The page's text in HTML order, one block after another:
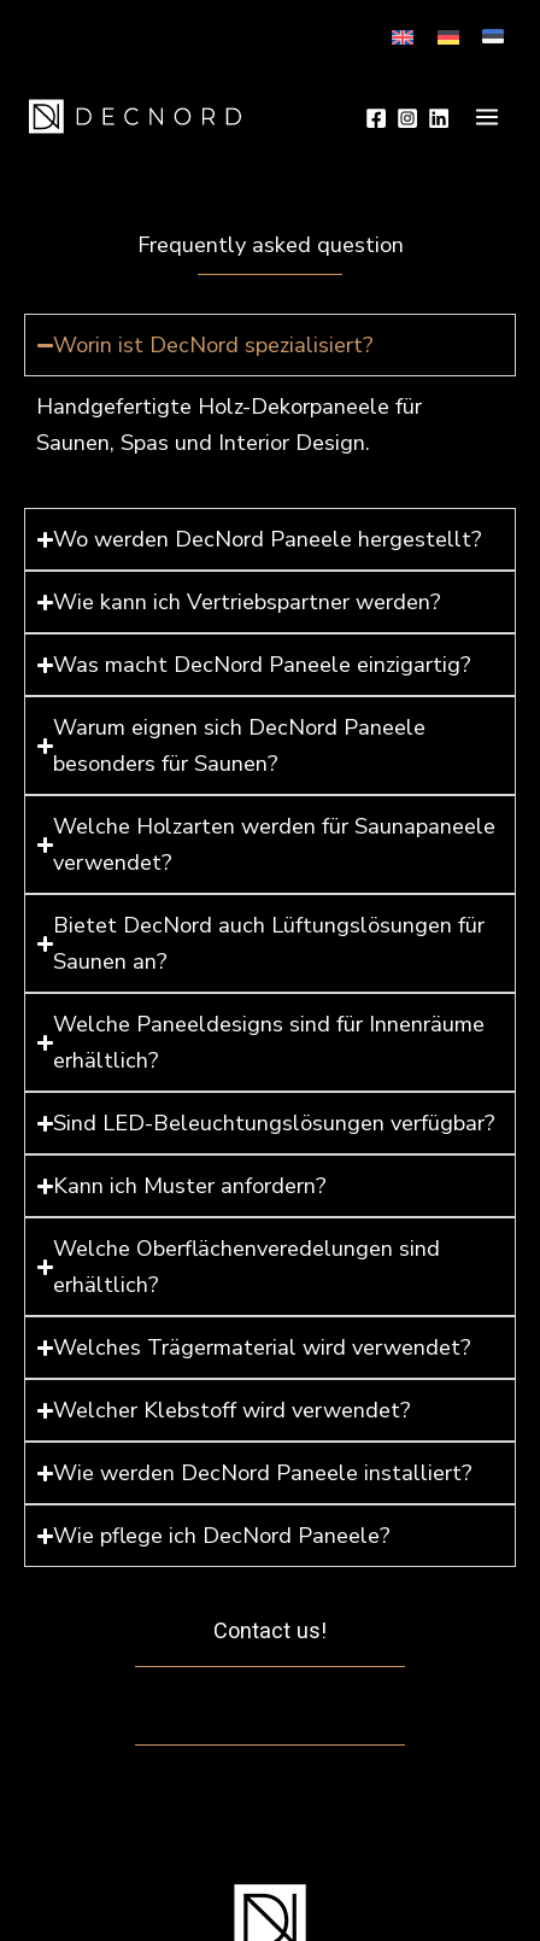
Frequently asked question
Worin ist DecNord spezialisiert?
Handgefertigte Holz-Dekorpaneele für
Saunen, Spas und Interior Design.
Wo werden DecNord Paneele hergestellt?
Wie kann ich Vertriebspartner werden?
Was macht DecNord Paneele einzigartig?
Warum eignen sich DecNord Paneele
besonders für Saunen?
Welche Holzarten werden für Saunapaneele
verwendet?
Bietet DecNord auch Lüftungslösungen für
Saunen an?
Welche Paneeldesigns sind für Innenräume
erhältlich?
Sind LED-Beleuchtungslösungen verfügbar?
Kann ich Muster anfordern?
Welche Oberflächenveredelungen sind
erhältlich?
Welches Trägermaterial wird verwendet?
Welcher Klebstoff wird verwendet?
Wie werden DecNord Paneele installiert?
Wie pflege ich DecNord Paneele?
Contact us!